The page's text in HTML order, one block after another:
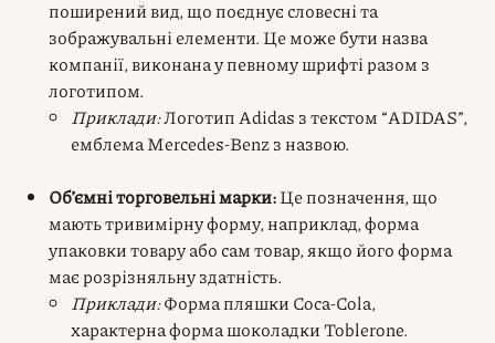
поширений вид, що поєднує словесні та
зображувальні елементи. Це може бути назва
компанії, виконана у певному шрифті разом з
логотипом.
Приклади:Логотип Adidas з текстом “ADIDAS”,
емблема Mercedes-Benz з назвою.
Об’ємні торговельні марки:Це позначення, що
мають тривимірну форму, наприклад, форма
упаковки товару або сам товар, якщо його форма
має розрізняльну здатність.
Приклади:Форма пляшки Coca-Cola,
характерна форма шоколадки Toblerone.